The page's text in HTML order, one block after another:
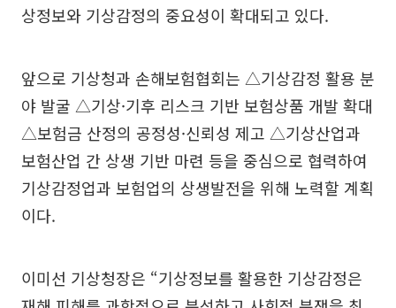
상정보와 기상감정의 중요성이 확대되고 있다.
앞으로 기상청과 손해보험협회는 △기상감정 활용 분
야 발굴 △기상·기후 리스크 기반 보험상품 개발 확대
△보험금 산정의 공정성·신뢰성 제고 △기상산업과
보험산업 간 상생 기반 마련 등을 중심으로 협력하여
기상감정업과 보험업의 상생발전을 위해 노력할 계획
이다.
이미선 기상청장은 “기상정보를 활용한 기상감정은